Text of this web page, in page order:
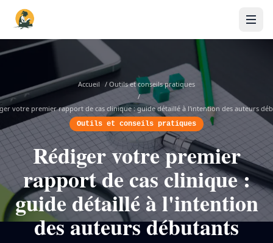
Accueil / Outils et conseils pratiques
/
votre premier rapport de cas clinique : guide détaillé à l'intention des auteurs
Outils et conseils pratiques
Rédiger votre premier
rapport de cas clinique :
guide détaillé à l'intention
des auteurs débutants